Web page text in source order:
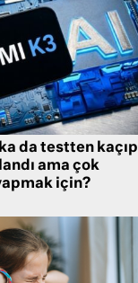
da testten kaçıp
ama çok
için?